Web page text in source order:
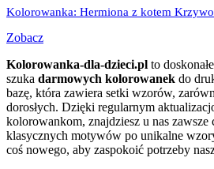
Kolorowanka: Hermiona z kotem
Zobacz
Kolorowanka-dla-dzieci.pl to
szuka darmowych kolorowanek do
bazę, która zawiera setki wzorów,
dorosłych. Dzięki regularnym
kolorowankom, znajdziesz u nas zawsze
klasycznych motywów po unikalne
coś nowego, aby zaspokoić potrzeby